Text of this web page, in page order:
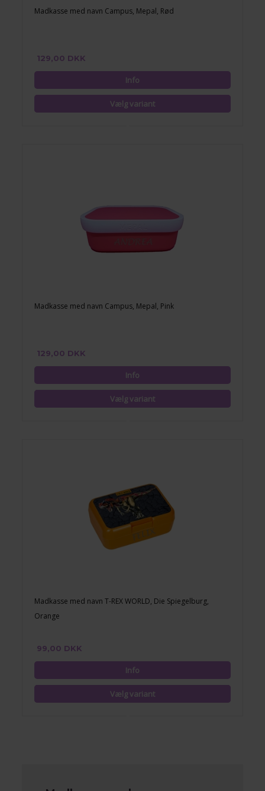
Madkasse med navn Campus, Mepal, Rød
129,00 DKK
Madkasse med navn Campus, Mepal, Pink
129,00 DKK
Madkasse med navn T-REX WORLD, Die Spiegelburg,
Orange
99,00 DKK